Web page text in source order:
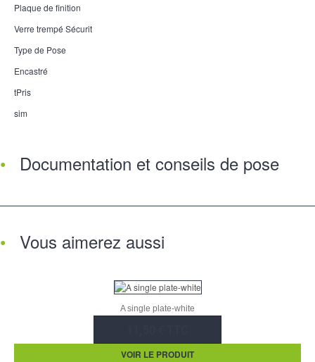
Plaque de finition
Verre trempé Sécurit
Type de Pose
Encastré
tPris
sim
Documentation et conseils de pose
Vous aimerez aussi
A single plate-white
VOIR LE PRODUIT